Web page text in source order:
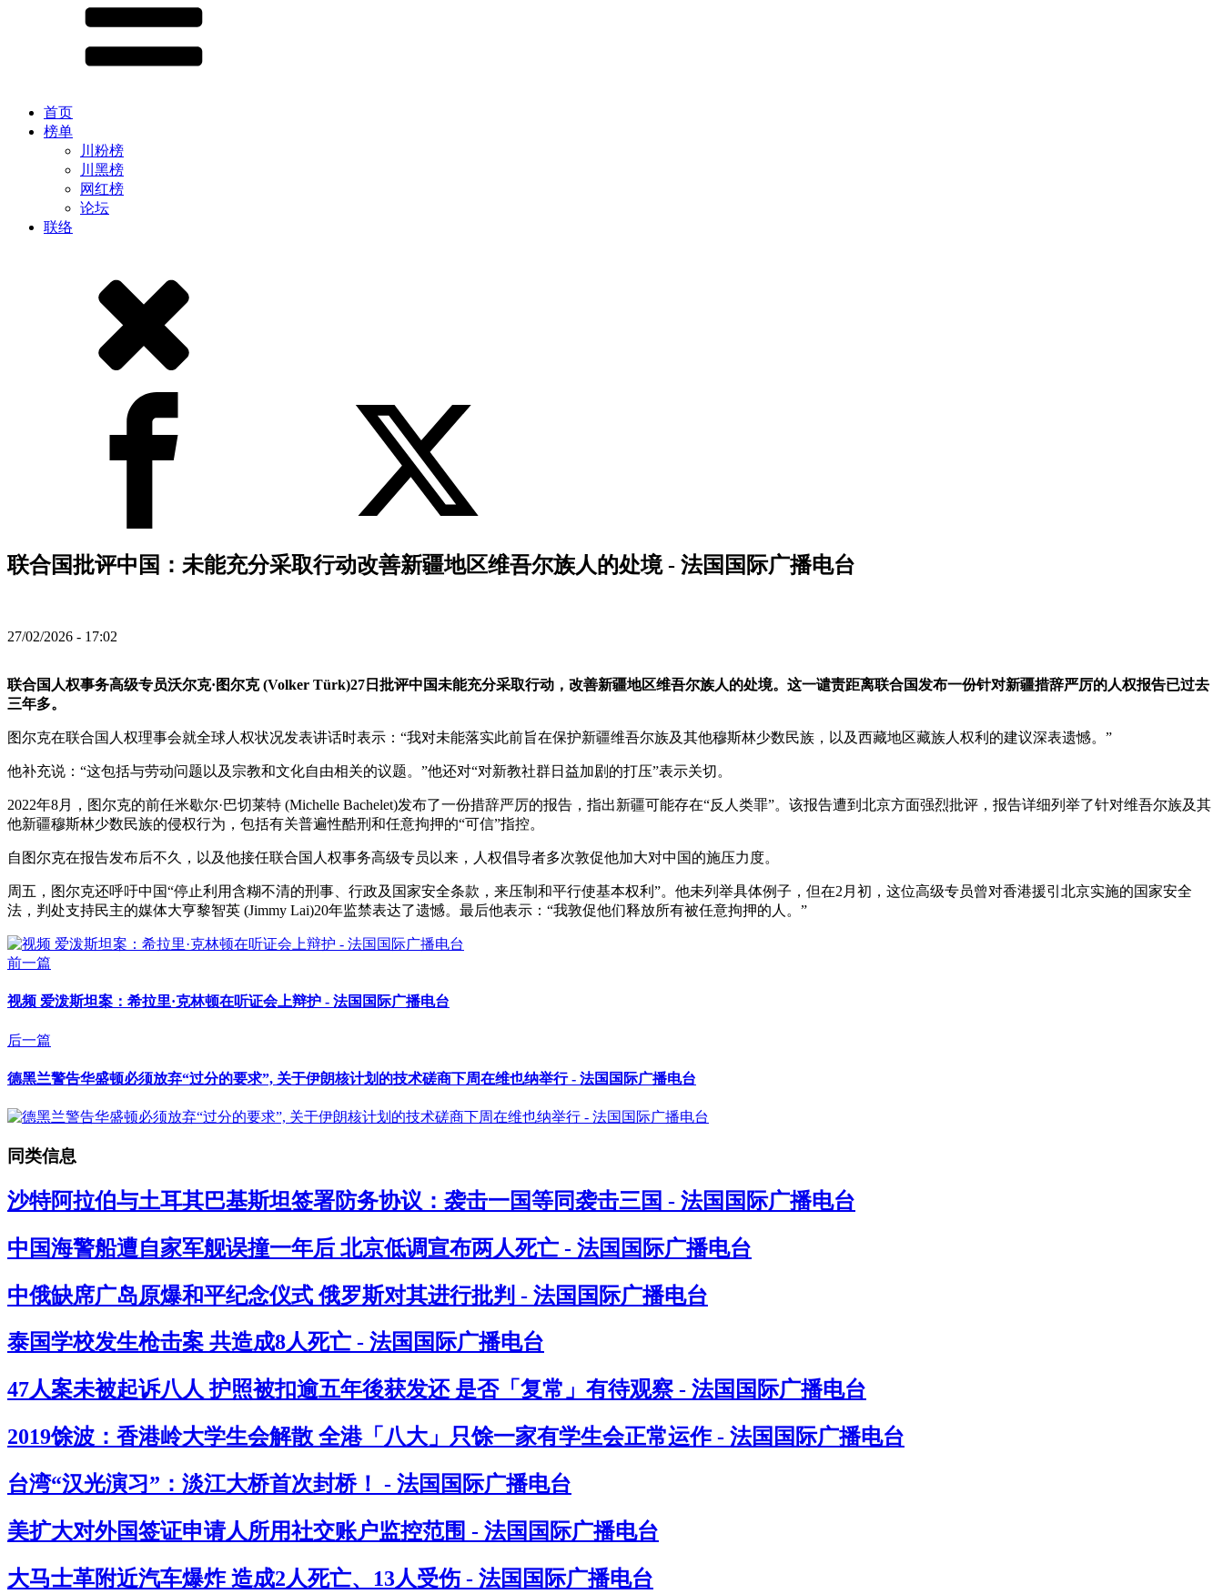
首页
榜单
川粉榜
川黑榜
网红榜
论坛
联络
联合国批评中国：未能充分采取行动改善新疆地区维吾尔族人的处境 - 法国国际广播电台
27/02/2026 - 17:02
联合国人权事务高级专员沃尔克·图尔克 (Volker Türk)27日批评中国未能充分采取行动，改善新疆地区维吾尔族人的处境。这一谴责距离联合国发布一份针对新疆措辞严厉的人权报告已过去
三年多。
图尔克在联合国人权理事会就全球人权状况发表讲话时表示：“我对未能落实此前旨在保护新疆维吾尔族及其他穆斯林少数民族，以及西藏地区藏族人权利的建议深表遗憾。”
他补充说：“这包括与劳动问题以及宗教和文化自由相关的议题。”他还对“对新教社群日益加剧的打压”表示关切。
2022年8月，图尔克的前任米歇尔·巴切莱特 (Michelle Bachelet)发布了一份措辞严厉的报告，指出新疆可能存在“反人类罪”。该报告遭到北京方面强烈批评，报告详细列举了针对维吾尔族及其
他新疆穆斯林少数民族的侵权行为，包括有关普遍性酷刑和任意拘押的“可信”指控。
自图尔克在报告发布后不久，以及他接任联合国人权事务高级专员以来，人权倡导者多次敦促他加大对中国的施压力度。
周五，图尔克还呼吁中国“停止利用含糊不清的刑事、行政及国家安全条款，来压制和平行使基本权利”。他未列举具体例子，但在2月初，这位高级专员曾对香港援引北京实施的国家安全
法，判处支持民主的媒体大亨黎智英 (Jimmy Lai)20年监禁表达了遗憾。最后他表示：“我敦促他们释放所有被任意拘押的人。”
前一篇
视频 爱泼斯坦案：希拉里·克林顿在听证会上辩护 - 法国国际广播电台
后一篇
德黑兰警告华盛顿必须放弃“过分的要求”, 关于伊朗核计划的技术磋商下周在维也纳举行 - 法国国际广播电台
同类信息
沙特阿拉伯与土耳其巴基斯坦签署防务协议：袭击一国等同袭击三国 - 法国国际广播电台
中国海警船遭自家军舰误撞一年后 北京低调宣布两人死亡 - 法国国际广播电台
中俄缺席广岛原爆和平纪念仪式 俄罗斯对其进行批判 - 法国国际广播电台
泰国学校发生枪击案 共造成8人死亡 - 法国国际广播电台
47人案未被起诉八人 护照被扣逾五年後获发还 是否「复常」有待观察 - 法国国际广播电台
2019馀波：香港岭大学生会解散 全港「八大」只馀一家有学生会正常运作 - 法国国际广播电台
台湾“汉光演习”：淡江大桥首次封桥！ - 法国国际广播电台
美扩大对外国签证申请人所用社交账户监控范围 - 法国国际广播电台
大马士革附近汽车爆炸 造成2人死亡、13人受伤 - 法国国际广播电台